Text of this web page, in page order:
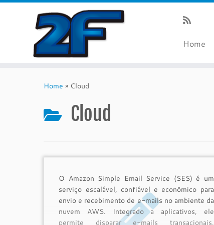
Home
Home » Cloud
Cloud
O Amazon Simple Email Service (SES) é um
serviço escalável, confiável e econômico para
envio e recebimento de e-mails no ambiente da
nuvem AWS. Integrado a aplicativos, ele
permite disparar e-mails transacionais,